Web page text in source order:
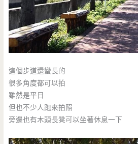
這個步道還蠻長的
很多角度都可以拍
雖然是平日
但也不少人跑來拍照
旁邊也有木頭長凳可以坐著休息一下